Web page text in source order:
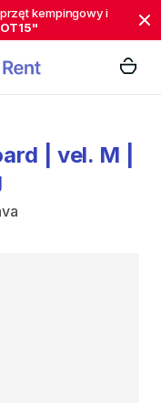
kempingowy i
vel. M